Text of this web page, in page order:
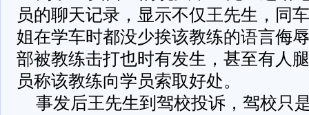
员的聊天记录，显示不仅王先生，同
姐在学车时都没少挨该教练的语言侮
部被教练击打也时有发生，甚至有人
员称该教练向学员索取好处。
事发后王先生到驾校投诉，驾校只